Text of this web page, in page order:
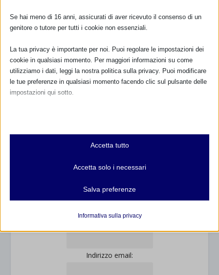
FARMACI IN ALLATTAMENTO E
GRAVIDANZA
NUMERO VERDE GRATUITO
800.883300
Maggiori informazioni
RIMANI AGGIORNATO
Nome:
Indirizzo email:
Se hai meno di 16 anni, assicurati di aver ricevuto il consenso di un
genitore o tutore per tutti i cookie non essenziali.
La tua privacy è importante per noi. Puoi regolare le impostazioni dei
cookie in qualsiasi momento. Per maggiori informazioni su come
utilizziamo i dati, leggi la nostra politica sulla privacy. Puoi modificare
le tue preferenze in qualsiasi momento facendo clic sul pulsante delle
impostazioni qui sotto.
Essenziali
I cookie e i servizi essenziali abilitano le funzioni di base e sono
e servizi non richiedono il consenso dell'utente secondo il GDPR.
Analitici
interagiscono con il nostro sito web.
Accetta tutto
Accetta solo i necessari
Salva preferenze
Informativa sulla privacy